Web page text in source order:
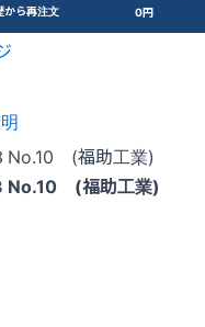
から再注文
0円
No.10 (福助工業)
No.10 (福助工業)